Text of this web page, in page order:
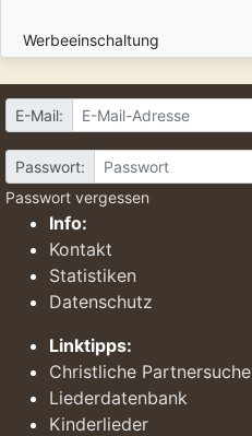
Werbeeinschaltung
E-Mail:
Passwort:
Passwort vergessen
Info:
Kontakt
Statistiken
Datenschutz
Linktipps:
Christliche Partnersuche
Liederdatenbank
Kinderlieder